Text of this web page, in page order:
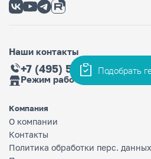
Наши контакты
+7 (495) 565-36-33
Режим работы магазина
Компания
О компании
Контакты
Политика обработки перс. данных
Подобрать